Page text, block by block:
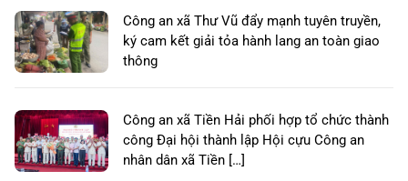
Công an xã Thư Vũ đẩy mạnh tuyên truyền,
ký cam kết giải tỏa hành lang an toàn giao
thông
Công an xã Tiền Hải phối hợp tổ chức thành
công Đại hội thành lập Hội cựu Công an
nhân dân xã Tiền […]